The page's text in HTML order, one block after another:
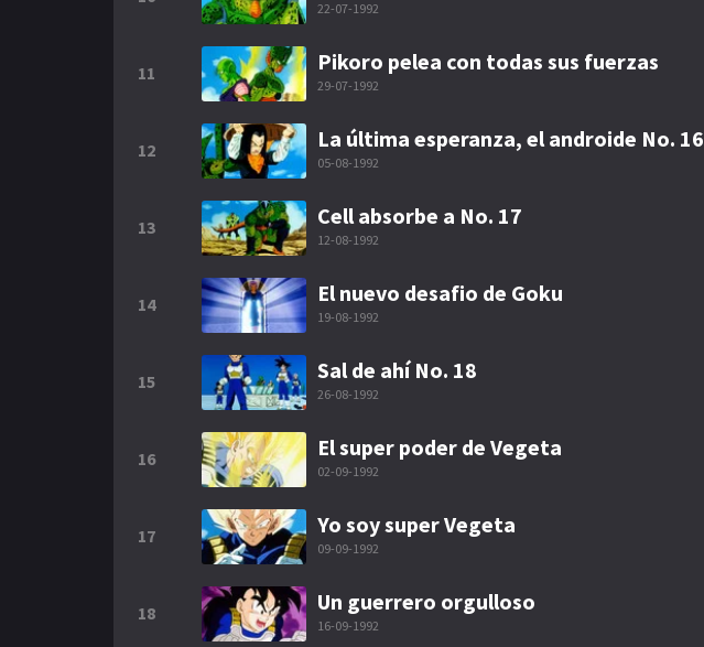
22-07-1992
11 Pikoro pelea con todas sus fuerzas
29-07-1992
12 La última esperanza, el androide No. 16
05-08-1992
13 Cell absorbe a No. 17
12-08-1992
14 El nuevo desafio de Goku
19-08-1992
15 Sal de ahí No. 18
26-08-1992
16 El super poder de Vegeta
02-09-1992
17 Yo soy super Vegeta
09-09-1992
18 Un guerrero orgulloso
16-09-1992